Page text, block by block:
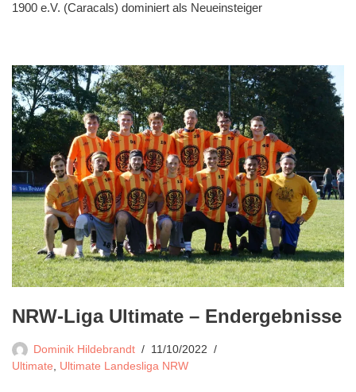
1900 e.V. (Caracals) dominiert als Neueinsteiger
NRW-Liga Ultimate – Endergebnisse
Dominik Hildebrandt
11/10/2022
Ultimate, Ultimate Landesliga NRW